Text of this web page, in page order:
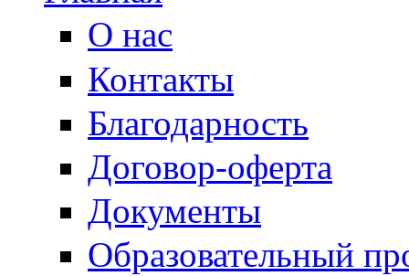
О нас
Контакты
Благодарность
Договор-оферта
Документы
Образовательный